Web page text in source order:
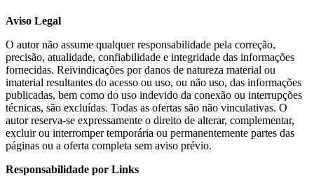
Aviso Legal
O autor não assume qualquer responsabilidade pela correção,
precisão, atualidade, confiabilidade e integridade das informações
fornecidas. Reivindicações por danos de natureza material ou
imaterial resultantes do acesso ou uso, ou não uso, das informações
publicadas, bem como do uso indevido da conexão ou interrupções
técnicas, são excluídas. Todas as ofertas são não vinculativas. O
autor reserva-se expressamente o direito de alterar, complementar,
excluir ou interromper temporária ou permanentemente partes das
páginas ou a oferta completa sem aviso prévio.
Responsabilidade por Links